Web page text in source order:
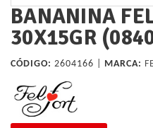
BANANINA
30X15GR
CÓDIGO: 2604166 | MARCA: